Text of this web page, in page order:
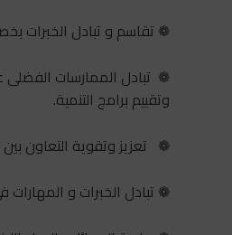
❁ تقاسم و تبادل الخبرات
❁ تبادل الممارسات الفضلى
وتقييم برامج التنمية.
❁ تعزيز وتقوية التعاون
❁ تبادل الخبرات و المهارات